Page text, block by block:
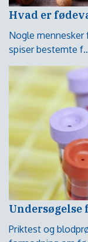
Hvad er
Nogle mennesker
spiser bestemte
Priktest og